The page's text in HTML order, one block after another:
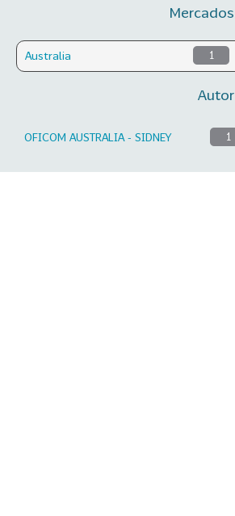
Mercados
Australia 1
Autor
OFICOM AUSTRALIA - SIDNEY 1